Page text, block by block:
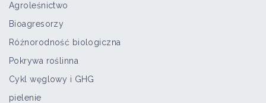
Agroleśnictwo
Bioagresorzy
Różnorodność biologiczna
Pokrywa roślinna
Cykl węglowy i GHG
pielenie